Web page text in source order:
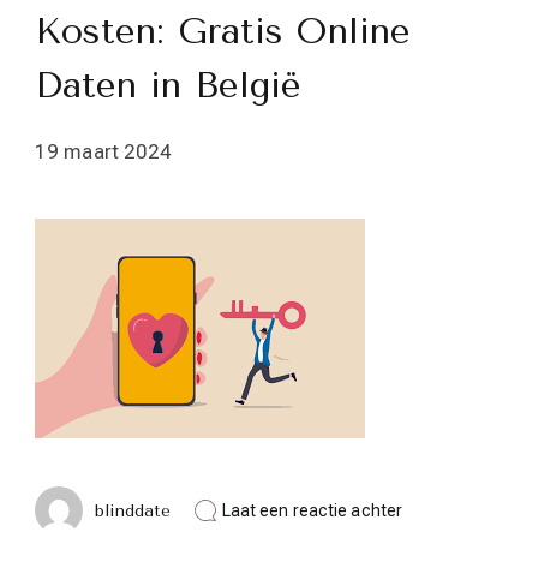
Kosten: Gratis Online
Daten in België
19 maart 2024
blinddate Laat een reactie achterop